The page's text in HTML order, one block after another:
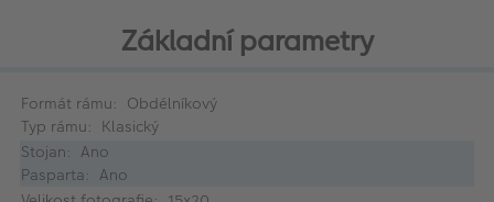
Základní parametry
Formát rámu: Obdélníkový
Typ rámu: Klasický
Stojan: Ano
Pasparta: Ano